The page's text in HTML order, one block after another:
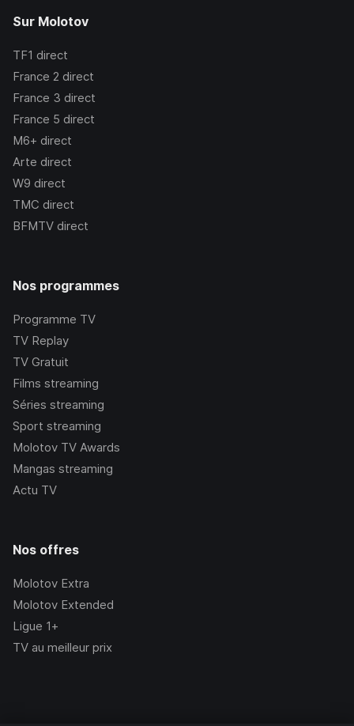
Sur Molotov
TF1 direct
France 2 direct
France 3 direct
France 5 direct
M6+ direct
Arte direct
W9 direct
TMC direct
BFMTV direct
Nos programmes
Programme TV
TV Replay
TV Gratuit
Films streaming
Séries streaming
Sport streaming
Molotov TV Awards
Mangas streaming
Actu TV
Nos offres
Molotov Extra
Molotov Extended
Ligue 1+
TV au meilleur prix